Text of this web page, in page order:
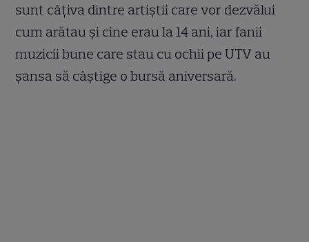
sunt câțiva dintre artiștii care vor dezvălui
cum arătau și cine erau la 14 ani, iar fanii
muzicii bune care stau cu ochii pe UTV au
șansa să câștige o bursă aniversară.